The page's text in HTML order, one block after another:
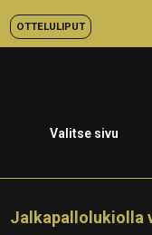
OTTELULIPUT
Valitse sivu
Jalkapallolukiolla